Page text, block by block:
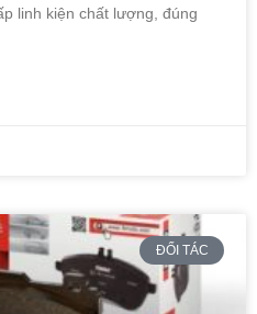
linh kiện chất lượng, đúng
ĐỐI TÁC